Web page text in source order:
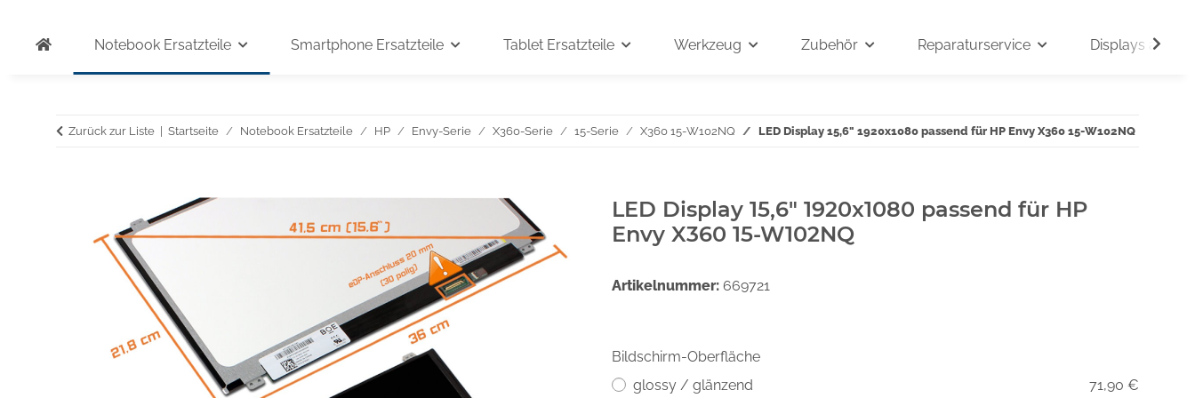
Notebook Ersatzteile Smartphone Ersatzteile Tablet Ersatzteile Werkzeug Zubehör Reparaturservice Displays auf
Zurück zur Liste Startseite Notebook Ersatzteile HP Envy-Serie X360-Serie 15-Serie X360 15-W102NQ LED Display 15,6" 1920x1080 passend für HP Envy X360 15-W102NQ
LED Display 15,6" 1920x1080 passend für HP
Envy X360 15-W102NQ
Artikelnummer: 669721
Bildschirm-Oberfläche
glossy / glänzend
71,90 €